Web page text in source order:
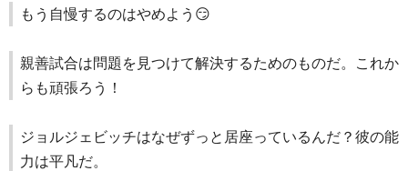
もう自慢するのはやめよう😏
親善試合は問題を見つけて解決するためのものだ。これか
らも頑張ろう！
ジョルジェビッチはなぜずっと居座っているんだ？彼の能
力は平凡だ。